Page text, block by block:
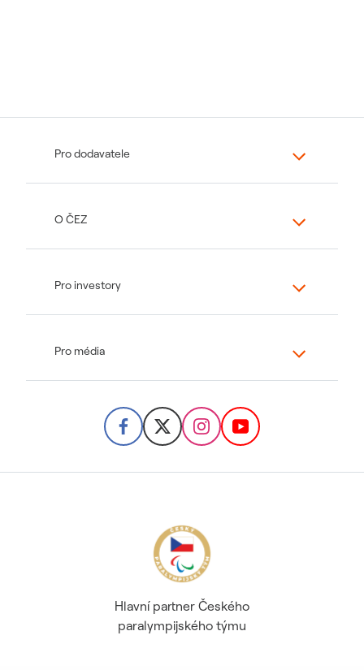
Pro dodavatele
O ČEZ
Pro investory
Pro média
Hlavní partner Českého
paralympijského týmu